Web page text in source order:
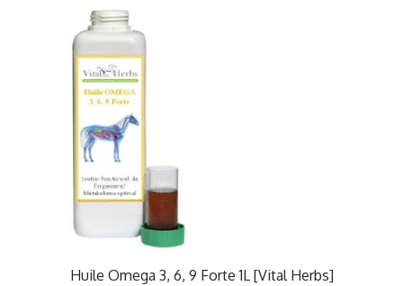
Huile Omega 3, 6, 9 Forte 1L [Vital Herbs]